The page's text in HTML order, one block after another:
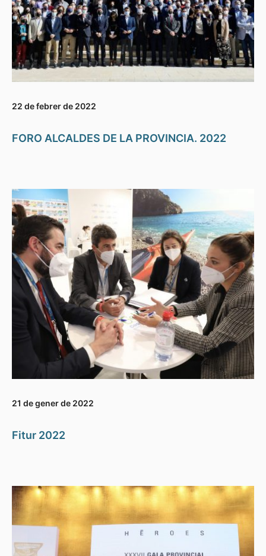
22 de febrer de 2022
FORO ALCALDES DE LA PROVINCIA. 2022
21 de gener de 2022
Fitur 2022